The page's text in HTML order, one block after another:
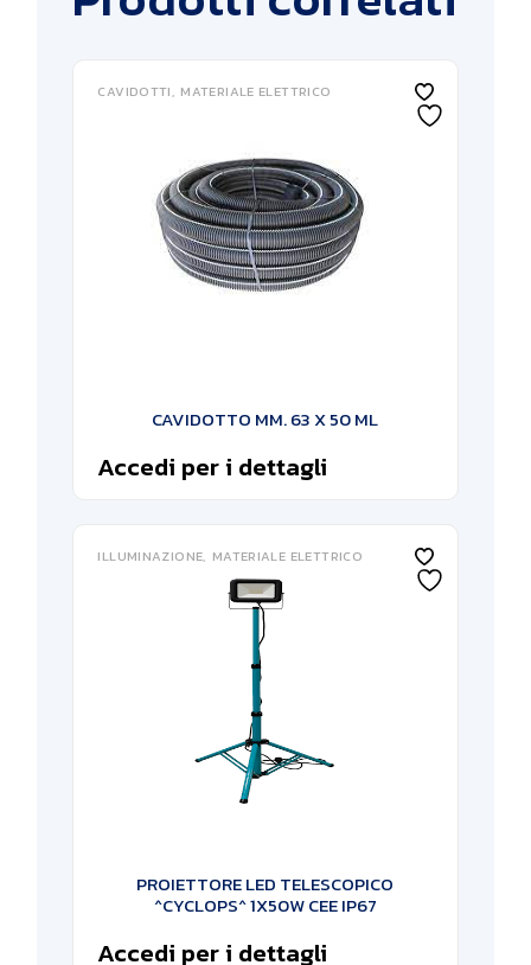
CAVIDOTTI MATERIALE ELETTRICO
CAVIDOTTO MM. 63 X 50 ML
Accedi per i dettagli
ILLUMINAZIONE MATERIALE ELETTRICO
PROIETTORE LED TELESCOPICO
^CYCLOPS^ 1X50W CEE IP67
Accedi per i dettagli